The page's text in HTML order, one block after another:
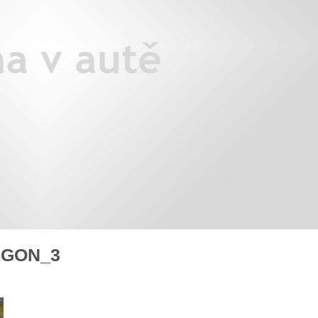
Auto mého srdce 2026